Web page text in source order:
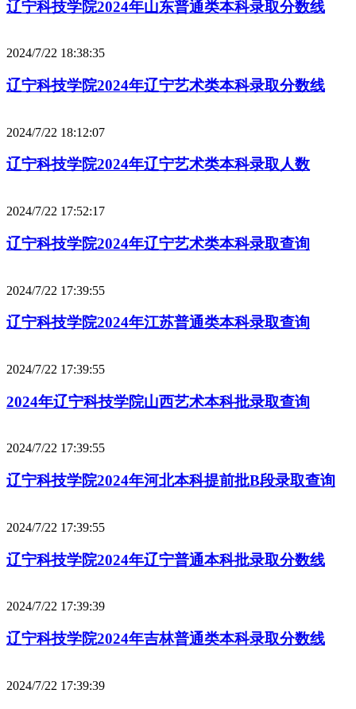
辽宁科技学院2024年山东普通类本科录取分数线
2024/7/22 18:38:35
辽宁科技学院2024年辽宁艺术类本科录取分数线
2024/7/22 18:12:07
辽宁科技学院2024年辽宁艺术类本科录取人数
2024/7/22 17:52:17
辽宁科技学院2024年辽宁艺术类本科录取查询
2024/7/22 17:39:55
辽宁科技学院2024年江苏普通类本科录取查询
2024/7/22 17:39:55
2024年辽宁科技学院山西艺术本科批录取查询
2024/7/22 17:39:55
辽宁科技学院2024年河北本科提前批B段录取查询
2024/7/22 17:39:55
辽宁科技学院2024年辽宁普通本科批录取分数线
2024/7/22 17:39:39
辽宁科技学院2024年吉林普通类本科录取分数线
2024/7/22 17:39:39